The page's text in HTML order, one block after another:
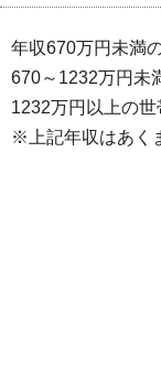
年収670万円未満
670～1232万円未
1232万円以上の
※上記年収はあく